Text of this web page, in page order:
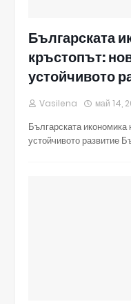
Българската
кръстопът:
устойчивото
Vasilena май 14,
Българската икономика
устойчивото развитие